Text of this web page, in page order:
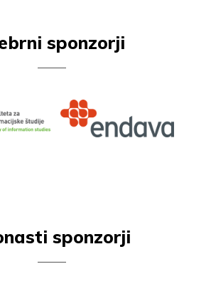
sponzorji
sponzorji